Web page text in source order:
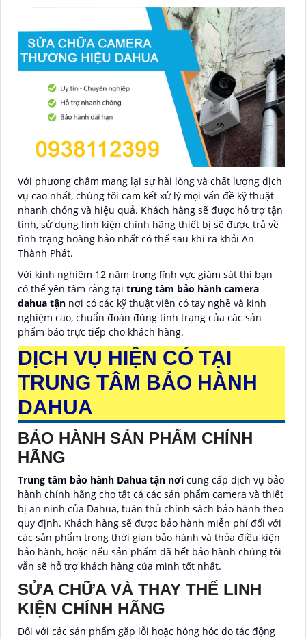
Với phương châm mang lại sự hài lòng và chất lượng dịch
vụ cao nhất, chúng tôi cam kết xử lý mọi vấn đề kỹ thuật
nhanh chóng và hiệu quả. Khách hàng sẽ được hỗ trợ tận
tình, sử dụng linh kiện chính hãng thiết bị sẽ được trả về
tình trạng hoàng hảo nhất có thể sau khi ra khỏi An
Thành Phát.
Với kinh nghiêm 12 năm trong lĩnh vực giám sát thì bạn
có thể yên tâm rằng tại trung tâm bảo hành camera
dahua tận nơi có các kỹ thuật viên có tay nghề và kinh
nghiệm cao, chuẩn đoán đúng tình trạng của các sản
phẩm báo trực tiếp cho khách hàng.
DỊCH VỤ HIỆN CÓ TẠI
TRUNG TÂM BẢO HÀNH
DAHUA
BẢO HÀNH SẢN PHẨM CHÍNH
HÃNG
Trung tâm bảo hành Dahua tận nơi cung cấp dịch vụ bảo
hành chính hãng cho tất cả các sản phẩm camera và thiết
bị an ninh của Dahua, tuân thủ chính sách bảo hành theo
quy định. Khách hàng sẽ được bảo hành miễn phí đối với
các sản phẩm trong thời gian bảo hành và thỏa điều kiện
bảo hành, hoặc nếu sản phẩm đã hết bảo hành chúng tôi
vẫn sẽ hỗ trợ khách hàng của mình tốt nhất.
SỬA CHỮA VÀ THAY THẾ LINH
KIỆN CHÍNH HÃNG
Đối với các sản phẩm gặp lỗi hoặc hỏng hóc do tác động